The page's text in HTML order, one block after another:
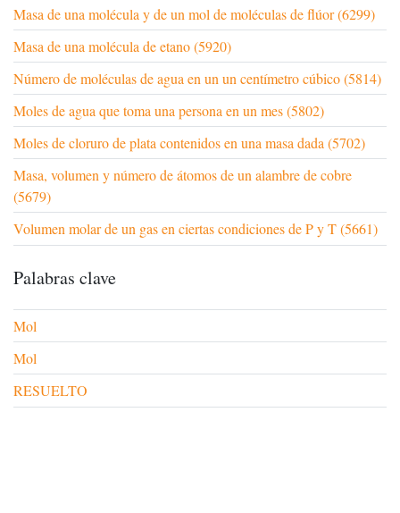
Masa de una molécula y de un mol de moléculas de flúor (6299)
Masa de una molécula de etano (5920)
Número de moléculas de agua en un un centímetro cúbico (5814)
Moles de agua que toma una persona en un mes (5802)
Moles de cloruro de plata contenidos en una masa dada (5702)
Masa, volumen y número de átomos de un alambre de cobre
(5679)
Volumen molar de un gas en ciertas condiciones de P y T (5661)
Palabras clave
Mol
Mol
RESUELTO